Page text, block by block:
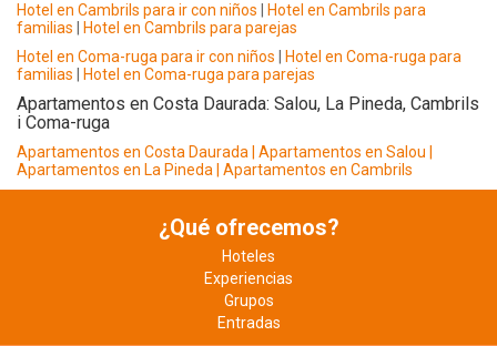
Hotel en Cambrils para ir con niños
Hotel en Cambrils para
familias
Hotel en Cambrils para parejas
Hotel en Coma-ruga para ir con niños
Hotel en Coma-ruga para
familias
Hotel en Coma-ruga para parejas
Apartamentos en Costa Daurada: Salou, La Pineda, Cambrils
i Coma-ruga
Apartamentos en Costa Daurada | Apartamentos en Salou
Apartamentos en La Pineda
| Apartamentos en Cambrils
¿Qué ofrecemos?
Hoteles
Experiencias
Grupos
Entradas